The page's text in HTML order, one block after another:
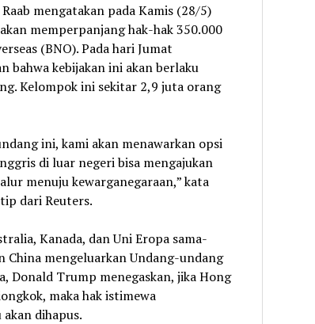
mengatakan pada Kamis (28/5)
memperpanjang hak-hak 350.000
(BNO). Pada hari Jumat
bahwa kebijakan ini akan berlaku
Kelompok ini sekitar 2,9 juta orang
ini, kami akan menawarkan opsi
di luar negeri bisa mengajukan
menuju kewarganegaraan,” kata
dari Reuters.
Kanada, dan Uni Eropa sama-
China mengeluarkan Undang-undang
Donald Trump menegaskan, jika Hong
maka hak istimewa
dihapus.